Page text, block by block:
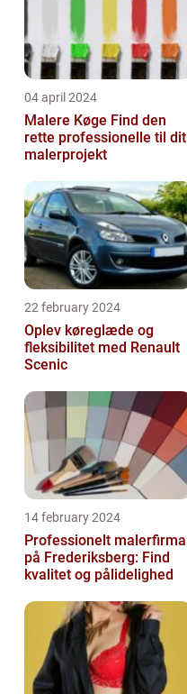
04 april 2024
Malere Køge Find den
rette professionelle til dit
malerprojekt
22 february 2024
Oplev køreglæde og
fleksibilitet med Renault
Scenic
14 february 2024
Professionelt malerfirma
på Frederiksberg: Find
kvalitet og pålidelighed